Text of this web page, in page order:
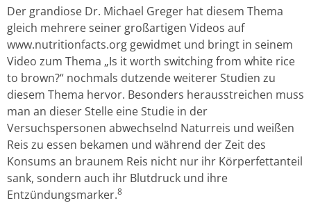
Der grandiose Dr. Michael Greger hat diesem Thema
gleich mehrere seiner großartigen Videos auf
www.nutritionfacts.org gewidmet und bringt in seinem
Video zum Thema „Is it worth switching from white rice
to brown?“ nochmals dutzende weiterer Studien zu
diesem Thema hervor. Besonders herausstreichen muss
man an dieser Stelle eine Studie in der
Versuchspersonen abwechselnd Naturreis und weißen
Reis zu essen bekamen und während der Zeit des
Konsums an braunem Reis nicht nur ihr Körperfettanteil
sank, sondern auch ihr Blutdruck und ihre
Entzündungsmarker.8